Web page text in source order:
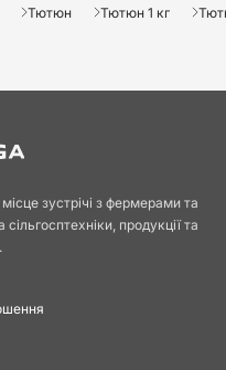
Тютюн Тютюн 1 кг
зустрічі з фермерами та
продукції та